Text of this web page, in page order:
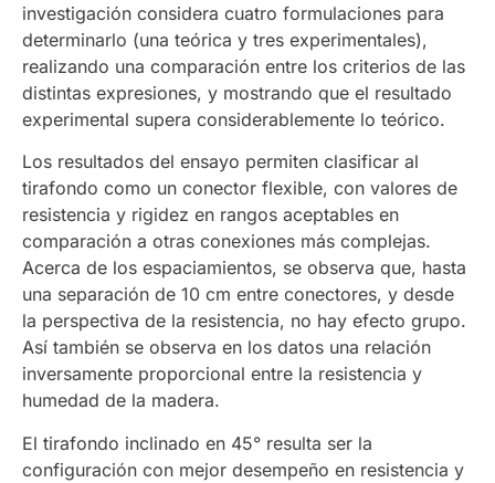
investigación considera cuatro formulaciones para
determinarlo (una teórica y tres experimentales),
realizando una comparación entre los criterios de las
distintas expresiones, y mostrando que el resultado
experimental supera considerablemente lo teórico.
Los resultados del ensayo permiten clasificar al
tirafondo como un conector flexible, con valores de
resistencia y rigidez en rangos aceptables en
comparación a otras conexiones más complejas.
Acerca de los espaciamientos, se observa que, hasta
una separación de 10 cm entre conectores, y desde
la perspectiva de la resistencia, no hay efecto grupo.
Así también se observa en los datos una relación
inversamente proporcional entre la resistencia y
humedad de la madera.
El tirafondo inclinado en 45° resulta ser la
configuración con mejor desempeño en resistencia y